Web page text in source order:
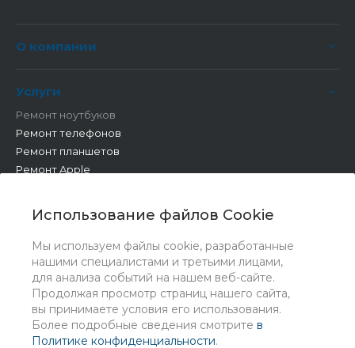
Использование файлов Cookie
Мы используем файлы cookie, разработанные
нашими специалистами и третьими лицами,
для анализа событий на нашем веб-сайте.
Продолжая просмотр страниц нашего сайта,
вы принимаете условия его использования.
Более подробные сведения смотрите в
Политике конфиденциальности.
О компании
Услуги
Ремонт ноутбуков
Ремонт телефонов
Ремонт планшетов
Ремонт Apple